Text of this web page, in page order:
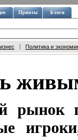
Принты Блоги
Политика и
рынок